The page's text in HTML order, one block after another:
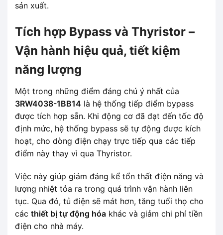
sản xuất.
Tích hợp Bypass và Thyristor –
Vận hành hiệu quả, tiết kiệm
năng lượng
Một trong những điểm đáng chú ý nhất của
3RW4038-1BB14 là hệ thống tiếp điểm bypass
được tích hợp sẵn. Khi động cơ đã đạt đến tốc độ
định mức, hệ thống bypass sẽ tự động được kích
hoạt, cho dòng điện chạy trực tiếp qua các tiếp
điểm này thay vì qua Thyristor.
Việc này giúp giảm đáng kể tổn thất điện năng và
lượng nhiệt tỏa ra trong quá trình vận hành liên
tục. Qua đó, tủ điện sẽ mát hơn, tăng tuổi thọ cho
các thiết bị tự động hóa khác và giảm chi phí tiền
điện cho nhà máy.